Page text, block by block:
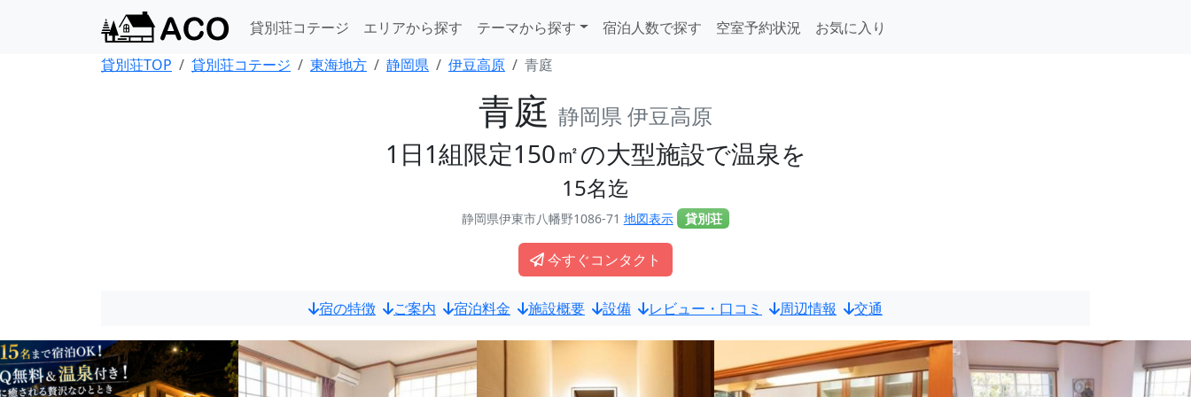
貸別荘コテージ エリアから探す テーマから探す 宿泊人数で探す 空室予約状況
お気に入り
貸別荘TOP
貸別荘コテージ 東海地方 静岡県 伊豆高原 青庭
青庭 静岡県 伊豆高原
1日1組限定150㎡の大型施設で温泉を
15名迄
静岡県伊東市八幡野1086-71 地図表示 貸別荘
今すぐコンタクト
宿の特徴 ご案内 宿泊料金 施設概要 設備 レビュー・口コミ 周辺情報 交通